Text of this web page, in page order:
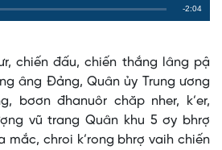
Remaining
-2:04
chiến đấu, chiến thắng lâng pậ
âng Đảng, Quân ủy Trung ương
bơơn đhanuôr chăp nher, k’er,
vũ trang Quân khu 5 ơy bhrợ
mắc, chroi k’rong bhrợ vaih chiến